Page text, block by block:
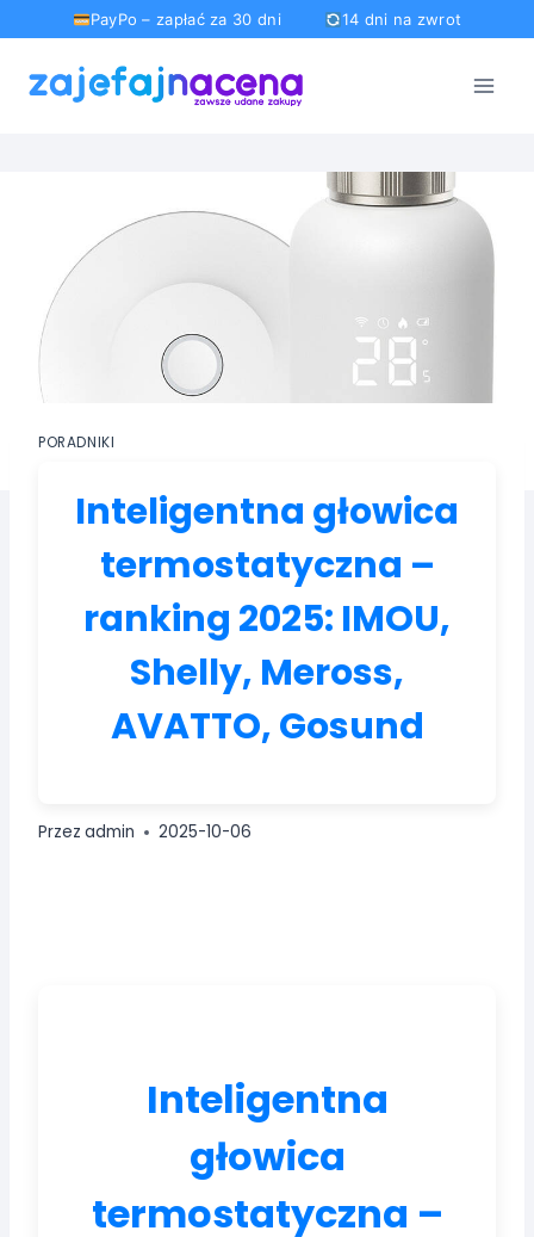
PayPo – zapłać za 30 dni 14 dni na zwrot
PORADNIKI
Inteligentna głowica
termostatyczna –
ranking 2025: IMOU,
Shelly, Meross,
AVATTO, Gosund
Przez admin 2025-10-06
Inteligentna
głowica
termostatyczna –